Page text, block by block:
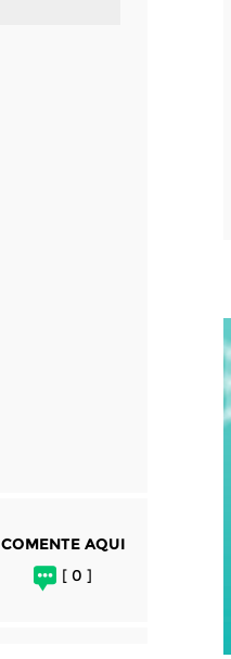
COMENTE AQUI
[ 0 ]